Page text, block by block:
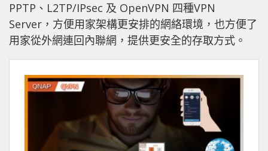
PPTP、L2TP/IPsec 及 OpenVPN 四種VPN
Server，方便用家架構更安排的網絡環境，也方便了
用家從外網連回內聯網，提供更安全的存取方式。